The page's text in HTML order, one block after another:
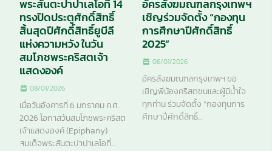
พระสันตะปาปาเลโอที่ 14
ทรงปิดประตูศักดิ์สิทธิ์
สิ้นสุดปีศักดิ์สิทธิ์ยูบีลี
แห่งความหวัง ในวัน
สมโภชพระคริสตเจ้า
แสดงองค์
08/01/2026
เมื่อวันอังคารที่ 6 มกราคม ค.ศ.
2026 โอกาสวันสมโภชพระคริสต
เจ้าแสดงองค์ (Epiphany)
สมเด็จพระสันตะปาปาเลโอที่...
อัครสังฆมณฑลกรุงเทพฯ
เชิญร่วมจัดตั้ง “กองทุน
การศึกษาปีศักดิ์สิทธิ์
2025”
06/01/2026
อัครสังฆมณฑลกรุงเทพฯ ขอ
เชิญพี่น้องคริสตชนและผู้มีน้ำใจ
ทุกท่าน ร่วมจัดตั้ง “กองทุนการ
ศึกษาปีศักดิ์สิทธิ์...